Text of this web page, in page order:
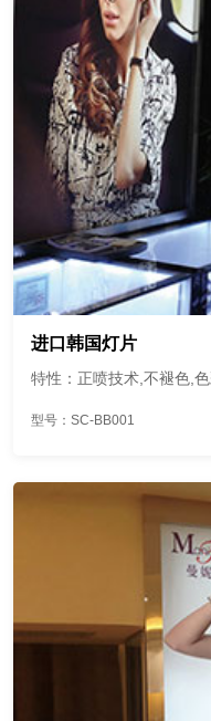
进口韩国灯片
特性：正喷技术,不褪色,
型号：SC-BB001